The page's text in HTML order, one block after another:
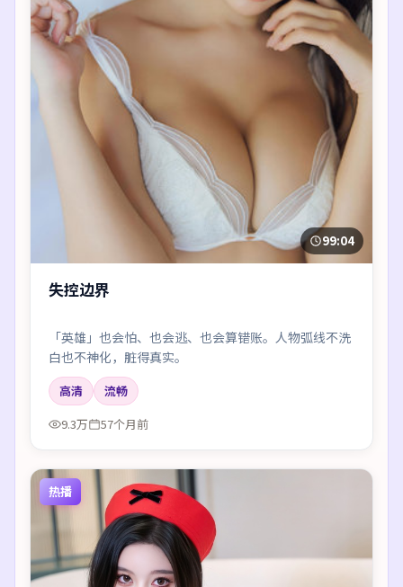
99:04
失控边界
「英雄」也会怕、也会逃、也会算错账。人物弧线不洗
白也不神化，脏得真实。
高清
流畅
9.3万
57个月前
热播